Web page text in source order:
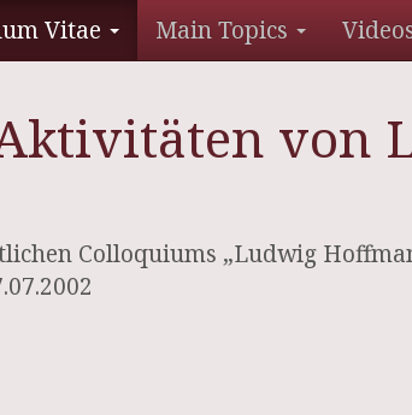
Vitae Main Topics
von
Colloquiums „Ludwig